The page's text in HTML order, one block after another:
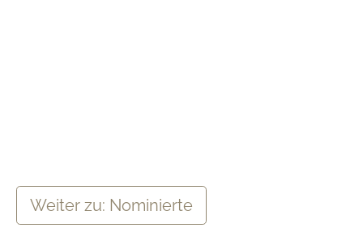
Weiter zu: Nominierte